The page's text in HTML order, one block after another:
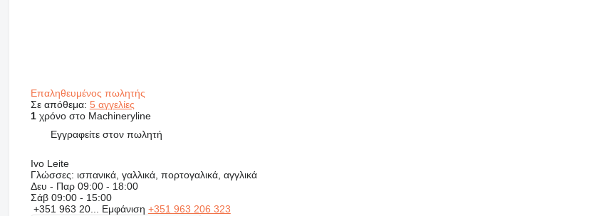
Επαληθευμένος πωλητής
Σε απόθεμα: 5 αγγελίες
1χρόνο στο Machineryline
Εγγραφείτε στον πωλητή
Ivo Leite
Γλώσσες: ισπανικά, γαλλικά, πορτογαλικά, αγγλικά
Δευ - Παρ 09:00 - 18:00
Σάβ 09:00 - 15:00
+351 963 20... Εμφάνιση +351 963 206 323